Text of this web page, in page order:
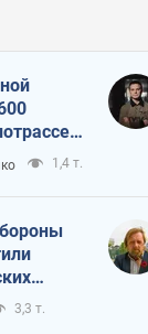
1,4 т.
3,3 т.